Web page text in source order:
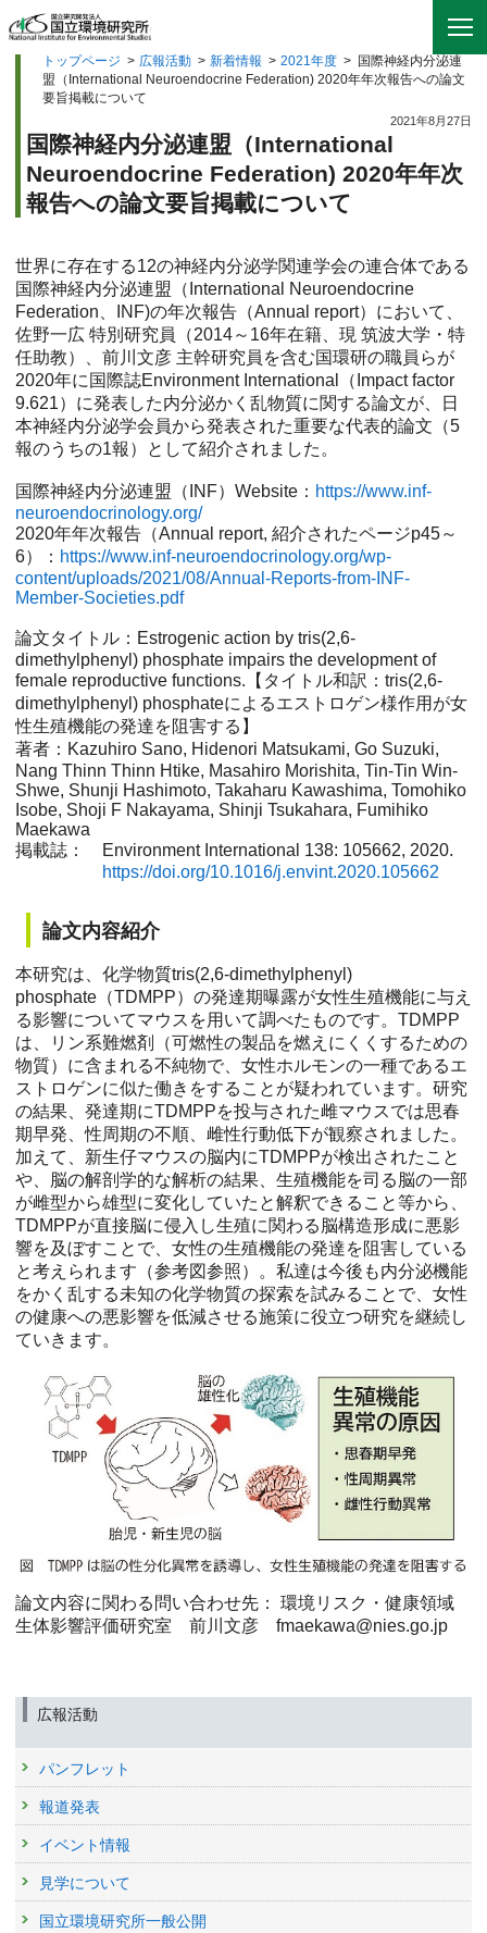
トップページ > 広報活動 > 新着情報 > 2021年度 > 国際神経内分泌連
盟（International Neuroendocrine Federation) 2020年年次報告への論文
要旨掲載について
2021年8月27日
国際神経内分泌連盟（International
Neuroendocrine Federation) 2020年年次
報告への論文要旨掲載について
世界に存在する12の神経内分泌学関連学会の連合体である
国際神経内分泌連盟（International Neuroendocrine
Federation、INF)の年次報告（Annual report）において、
佐野一広 特別研究員（2014～16年在籍、現 筑波大学・特
任助教）、前川文彦 主幹研究員を含む国環研の職員らが
2020年に国際誌Environment International（Impact factor
9.621）に発表した内分泌かく乱物質に関する論文が、日
本神経内分泌学会員から発表された重要な代表的論文（5
報のうちの1報）として紹介されました。
国際神経内分泌連盟（INF）Website： https://www.inf-
neuroendocrinology.org/
2020年年次報告（Annual report, 紹介されたページp45～
6）： https://www.inf-neuroendocrinology.org/wp-
content/uploads/2021/08/Annual-Reports-from-INF-
Member-Societies.pdf
論文タイトル：Estrogenic action by tris(2,6-
dimethylphenyl) phosphate impairs the development of
female reproductive functions.【タイトル和訳：tris(2,6-
dimethylphenyl) phosphateによるエストロゲン様作用が女
性生殖機能の発達を阻害する】
著者：Kazuhiro Sano, Hidenori Matsukami, Go Suzuki,
Nang Thinn Thinn Htike, Masahiro Morishita, Tin-Tin Win-
Shwe, Shunji Hashimoto, Takaharu Kawashima, Tomohiko
Isobe, Shoji F Nakayama, Shinji Tsukahara, Fumihiko
Maekawa
掲載誌： Environment International 138: 105662, 2020.
https://doi.org/10.1016/j.envint.2020.105662
論文内容紹介
本研究は、化学物質tris(2,6-dimethylphenyl)
phosphate（TDMPP）の発達期曝露が女性生殖機能に与え
る影響についてマウスを用いて調べたものです。TDMPP
は、リン系難燃剤（可燃性の製品を燃えにくくするための
物質）に含まれる不純物で、女性ホルモンの一種であるエ
ストロゲンに似た働きをすることが疑われています。研究
の結果、発達期にTDMPPを投与された雌マウスでは思春
期早発、性周期の不順、雌性行動低下が観察されました。
加えて、新生仔マウスの脳内にTDMPPが検出されたこと
や、脳の解剖学的な解析の結果、生殖機能を司る脳の一部
が雌型から雄型に変化していたと解釈できること等から、
TDMPPが直接脳に侵入し生殖に関わる脳構造形成に悪影
響を及ぼすことで、女性の生殖機能の発達を阻害している
と考えられます（参考図参照）。私達は今後も内分泌機能
をかく乱する未知の化学物質の探索を試みることで、女性
の健康への悪影響を低減させる施策に役立つ研究を継続し
ていきます。
論文内容に関わる問い合わせ先： 環境リスク・健康領域
生体影響評価研究室 前川文彦 fmaekawa@nies.go.jp
広報活動
パンフレット
報道発表
イベント情報
見学について
国立環境研究所一般公開